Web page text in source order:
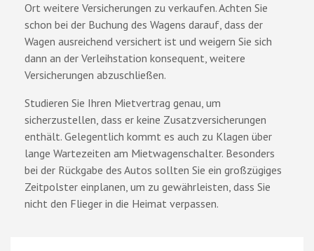
Ort weitere Versicherungen zu verkaufen. Achten Sie
schon bei der Buchung des Wagens darauf, dass der
Wagen ausreichend versichert ist und weigern Sie sich
dann an der Verleihstation konsequent, weitere
Versicherungen abzuschließen.
Studieren Sie Ihren Mietvertrag genau, um
sicherzustellen, dass er keine Zusatzversicherungen
enthält. Gelegentlich kommt es auch zu Klagen über
lange Wartezeiten am Mietwagenschalter. Besonders
bei der Rückgabe des Autos sollten Sie ein großzügiges
Zeitpolster einplanen, um zu gewährleisten, dass Sie
nicht den Flieger in die Heimat verpassen.